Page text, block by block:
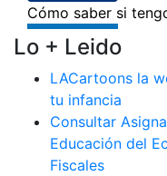
Lo + Leido
LACartoons la
tu infancia
Consultar
Educación del
Fiscales